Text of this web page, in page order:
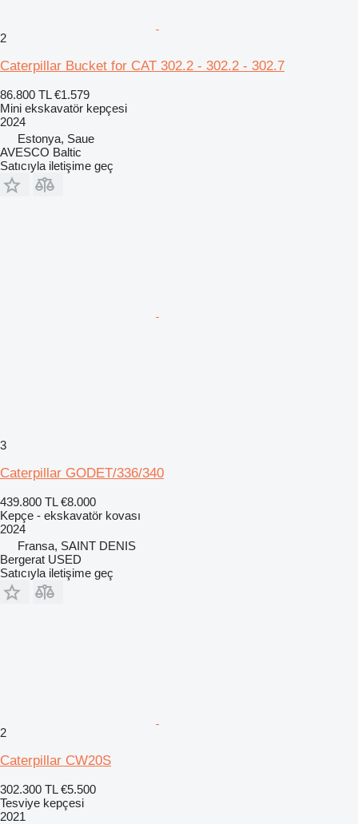
2
Caterpillar Bucket for CAT 302.2 - 302.2 - 302.7
86.800 TL €1.579
Mini ekskavatör kepçesi
2024
Estonya, Saue
AVESCO Baltic
Satıcıyla iletişime geç
3
Caterpillar GODET/336/340
439.800 TL €8.000
Kepçe - ekskavatör kovası
2024
Fransa, SAINT DENIS
Bergerat USED
Satıcıyla iletişime geç
2
Caterpillar CW20S
302.300 TL €5.500
Tesviye kepçesi
2021